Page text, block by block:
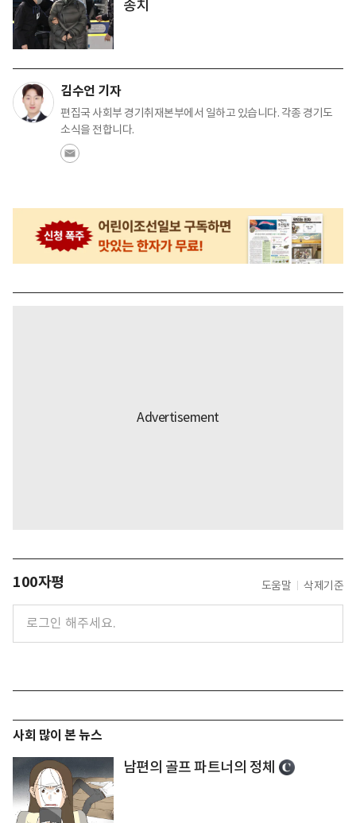
송치
김수언 기자
편집국 사회부 경기취재본부에서 일하고 있습니다. 각종 경기도
소식을 전합니다.
100자평 도움말 삭제기준
사회 많이 본 뉴스
남편의 골프 파트너의 정체